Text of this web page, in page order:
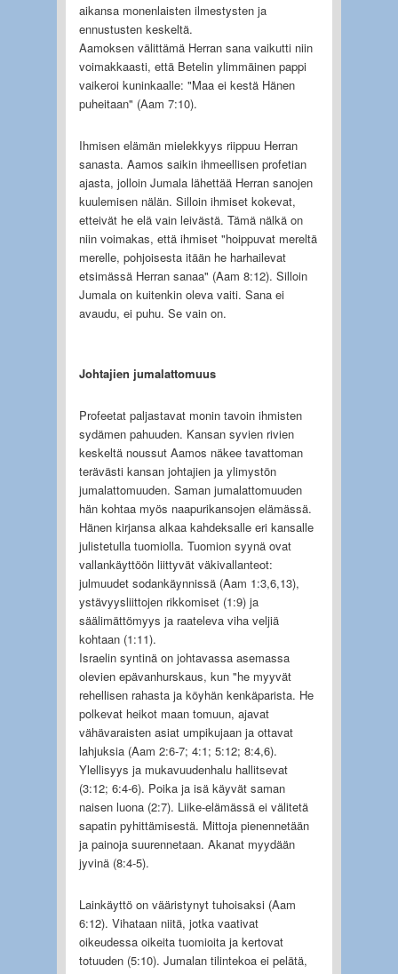
aikansa monenlaisten ilmestysten ja
ennustusten keskeltä.
Aamoksen välittämä Herran sana vaikutti niin
voimakkaasti, että Betelin ylimmäinen pappi
vaikeroi kuninkaalle: "Maa ei kestä Hänen
puheitaan" (Aam 7:10).
Ihmisen elämän mielekkyys riippuu Herran
sanasta. Aamos saikin ihmeellisen profetian
ajasta, jolloin Jumala lähettää Herran sanojen
kuulemisen nälän. Silloin ihmiset kokevat,
etteivät he elä vain leivästä. Tämä nälkä on
niin voimakas, että ihmiset "hoippuvat mereltä
merelle, pohjoisesta itään he harhailevat
etsimässä Herran sanaa" (Aam 8:12). Silloin
Jumala on kuitenkin oleva vaiti. Sana ei
avaudu, ei puhu. Se vain on.
Johtajien jumalattomuus
Profeetat paljastavat monin tavoin ihmisten
sydämen pahuuden. Kansan syvien rivien
keskeltä noussut Aamos näkee tavattoman
terävästi kansan johtajien ja ylimystön
jumalattomuuden. Saman jumalattomuuden
hän kohtaa myös naapurikansojen elämässä.
Hänen kirjansa alkaa kahdeksalle eri kansalle
julistetulla tuomiolla. Tuomion syynä ovat
vallankäyttöön liittyvät väkivallanteot:
julmuudet sodankäynnissä (Aam 1:3,6,13),
ystävyysliittojen rikkomiset (1:9) ja
säälimättömyys ja raateleva viha veljiä
kohtaan (1:11).
Israelin syntinä on johtavassa asemassa
olevien epävanhurskaus, kun "he myyvät
rehellisen rahasta ja köyhän kenkäparista. He
polkevat heikot maan tomuun, ajavat
vähävaraisten asiat umpikujaan ja ottavat
lahjuksia (Aam 2:6-7; 4:1; 5:12; 8:4,6).
Ylellisyys ja mukavuudenhalu hallitsevat
(3:12; 6:4-6). Poika ja isä käyvät saman
naisen luona (2:7). Liike-elämässä ei välitetä
sapatin pyhittämisestä. Mittoja pienennetään
ja painoja suurennetaan. Akanat myydään
jyvinä (8:4-5).
Lainkäyttö on vääristynyt tuhoisaksi (Aam
6:12). Vihataan niitä, jotka vaativat
oikeudessa oikeita tuomioita ja kertovat
totuuden (5:10). Jumalan tilintekoa ei pelätä,